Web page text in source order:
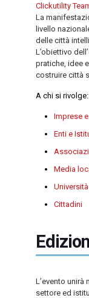
Clickutility
La
livello
delle città
L’obiettivo
pratiche, idee
costruire città
A chi si rivolge:
Imprese
Enti e
Media
Cittadini
L’evento
settore ed